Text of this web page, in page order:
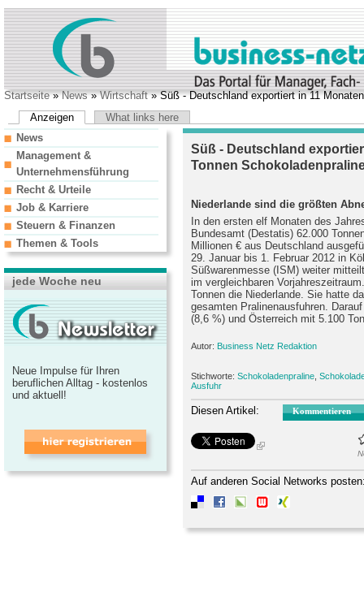
Startseite»News»Wirtschaft» Süß - Deutschland exportiert in 11
Anzeigen
What links here
Süß - Deutschland
Tonnen
Niederlande sind die größten
In den ersten elf Monaten des
Bundesamt (Destatis) 62.000
Millionen € aus Deutschland
29. Januar bis 1. Februar 2012 in
Süßwarenmesse (ISM) weiter
im vergleichbaren
Tonnen die Niederlande. Sie hatte
gesamten Pralinenausfuhren.
(8,6 %) und Österreich mit 5.100
Autor: Business Netz Redaktion
Stichworte: Schokoladenpraline
Ausfuhr
Diesen Artikel: Kommentieren
Auf anderen Social Networks
News
Management &
Unternehmensführung
Recht & Urteile
Job & Karriere
Steuern & Finanzen
Themen & Tools
jede Woche neu
Neue Impulse für Ihren
beruflichen Alltag - kostenlos
und aktuell!